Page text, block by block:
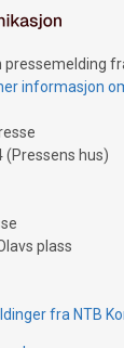
pressemelding
informasjon
(Pressens hus)
plass
fra NTB